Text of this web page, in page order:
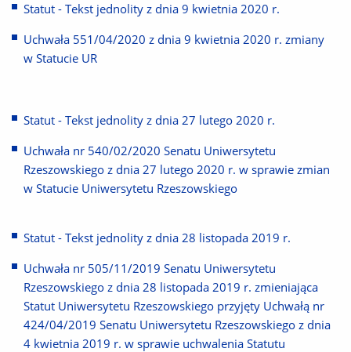
Statut - Tekst jednolity z dnia 9 kwietnia 2020 r.
Uchwała 551/04/2020 z dnia 9 kwietnia 2020 r. zmiany
w Statucie UR
Statut - Tekst jednolity z dnia 27 lutego 2020 r.
Uchwała nr 540/02/2020 Senatu Uniwersytetu
Rzeszowskiego z dnia 27 lutego 2020 r. w sprawie zmian
w Statucie Uniwersytetu Rzeszowskiego
Statut - Tekst jednolity z dnia 28 listopada 2019 r.
Uchwała nr 505/11/2019 Senatu Uniwersytetu
Rzeszowskiego z dnia 28 listopada 2019 r. zmieniająca
Statut Uniwersytetu Rzeszowskiego przyjęty Uchwałą nr
424/04/2019 Senatu Uniwersytetu Rzeszowskiego z dnia
4 kwietnia 2019 r. w sprawie uchwalenia Statutu